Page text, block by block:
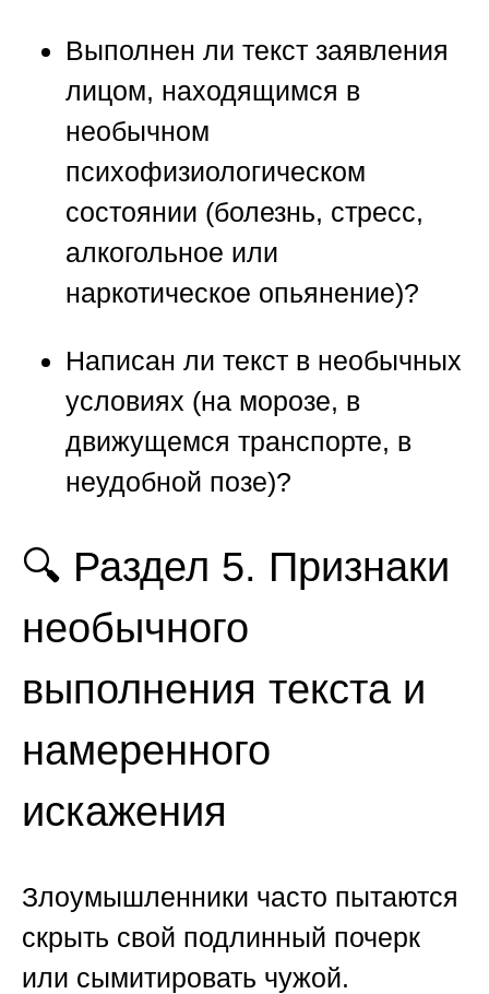
Выполнен ли текст заявления
лицом, находящимся в
необычном
психофизиологическом
состоянии (болезнь, стресс,
алкогольное или
наркотическое опьянение)?
Написан ли текст в необычных
условиях (на морозе, в
движущемся транспорте, в
неудобной позе)?
🔍 Раздел 5. Признаки
необычного
выполнения текста и
намеренного
искажения
Злоумышленники часто пытаются
скрыть свой подлинный почерк
или сымитировать чужой.